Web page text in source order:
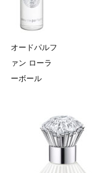
オードパルフ
ァン ローラ
ーボール